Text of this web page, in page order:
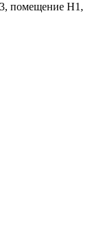
помещение Н1,